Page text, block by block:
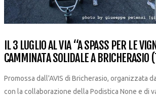
IL 3 LUGLIO AL VIA “A SPASS PER LE
CAMMINATA SOLIDALE A BRICHERASIO
Promossa dall'AVIS di Bricherasio, organizzata
con la collaborazione della Podistica None e di